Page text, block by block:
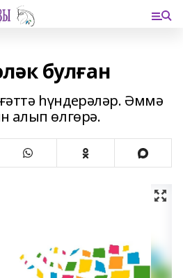
булған
һүндерәләр. Әммә
алып өлгөрә.